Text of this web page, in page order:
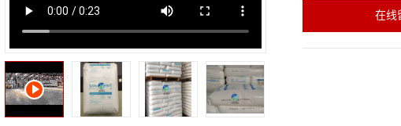
在线